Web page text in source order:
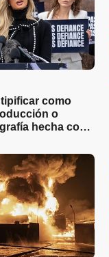
como
o
hecha con